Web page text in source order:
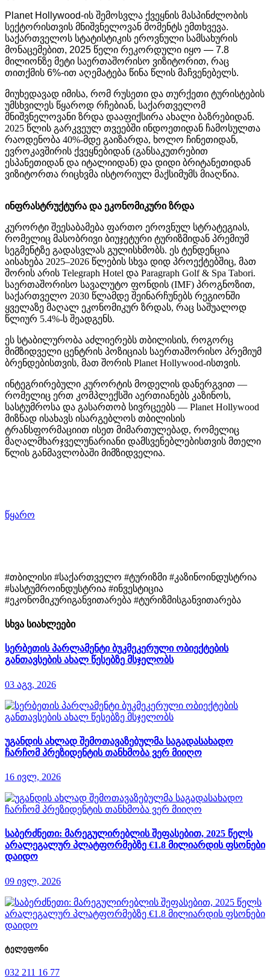
Planet Hollywood-ის შემოსვლა ქვეყნის მასპინძლობის
სექტორისთვის მნიშვნელოვან მომენტს ემთხვევა.
საქართველოს სტატისტიკის ეროვნული სამსახურის
მონაცემებით, 2025 წელი რეკორდული იყო — 7.8
მილიონზე მეტი საერთაშორისო ვიზიტორით, რაც
თითქმის 6%-ით აღემატება წინა წლის მაჩვენებელს.
მიუხედავად იმისა, რომ რუსეთი და თურქეთი ტურისტების
უმსხვილეს წყაროდ რჩებიან, საქართველომ
მნიშვნელოვანი ზრდა დააფიქსირა ახალი ბაზრებიდან.
2025 წლის გარკვეულ თვეებში ინდოეთიდან ჩამოსულთა
რაოდენობა 40%-მდე გაიზარდა, ხოლო ჩინეთიდან,
ევროკავშირის ქვეყნებიდან (განსაკუთრებით
ესპანეთიდან და იტალიიდან) და დიდი ბრიტანეთიდან
ვიზიტორთა რიცხვმა ისტორიულ მაქსიმუმს მიაღწია.
ინფრასტრუქტურა და ეკონომიკური ზრდა
კურორტი შეესაბამება ფართო ეროვნულ სტრატეგიას,
რომელიც მასობრივი ბიუჯეტური ტურიზმიდან პრემიუმ
სეგმენტზე გადასვლას გულისხმობს. ეს ტენდენცია
აისახება 2025–2026 წლების სხვა დიდ პროექტებშიც, მათ
შორის არის Telegraph Hotel და Paragraph Golf & Spa Tabori.
საერთაშორისო სავალუტო ფონდის (IMF) პროგნოზით,
საქართველო 2030 წლამდე შეინარჩუნებს რეგიონში
ყველაზე მაღალ ეკონომიკურ ზრდას, რაც საშუალოდ
წლიურ 5.4%-ს შეადგენს.
ეს სტაბილურობა აძლიერებს თბილისის, როგორც
მიმზიდველი ცენტრის პოზიციას საერთაშორისო პრემიუმ
ბრენდებისთვის, მათ შორის Planet Hollywood-ისთვის.
ინტეგრირებული კურორტის მოდელის დანერგვით —
რომელიც ერთ კომპლექსში აერთიანებს კაზინოს,
სასტუმროსა და გასართობ სივრცეებს — Planet Hollywood
მიზნად ისახავს ისარგებლოს თბილისის
ტრანსფორმაციით ისეთ მიმართულებად, რომელიც
მაღალმხარჯველუნარიანი დამსვენებლებისთვის მთელი
წლის განმავლობაში მიმზიდველია.
წყარო
#თბილისი #საქართველო #ტურიზმი #კაზინოინდუსტრია
#სასტუმროინდუსტრია #ინვესტიცია
#ეკონომიკურიგანვითარება #ტურიზმისგანვითარება
სხვა სიახლეები
სერბეთის პარლამენტი ბუკმეკერული ობიექტების
განთავსების ახალ წესებზე მსჯელობს
03 აგვ, 2026
უგანდის ახლად შემოთავაზებულმა საგადასახადო
ჩარჩომ პრეზიდენტის თანხმობა ვერ მიიღო
16 ივლ, 2026
საბერძნეთი: მარეგულირებლის შეფასებით, 2025 წელს
არალეგალურ პლატფორმებზე €1.8 მილიარდის ფსონები
დაიდო
09 ივლ, 2026
ტელეფონი
032 211 16 77